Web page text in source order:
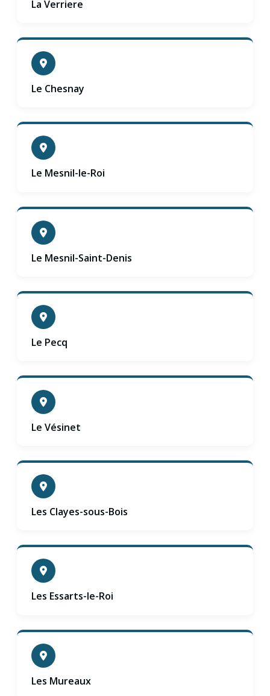
La Verriere
Le Chesnay
Le Mesnil-le-Roi
Le Mesnil-Saint-Denis
Le Pecq
Le Vésinet
Les Clayes-sous-Bois
Les Essarts-le-Roi
Les Mureaux